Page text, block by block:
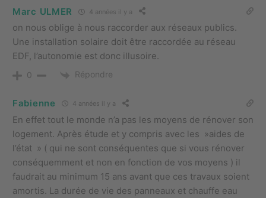
Marc ULMER 4 années il y a
on nous oblige à nous raccorder aux réseaux publics.
Une installation solaire doit être raccordée au réseau
EDF, l’autonomie est donc illusoire.
0 Répondre
Fabienne 4 années il y a
En effet tout le monde n’a pas les moyens de rénover son
logement. Après étude et y compris avec les »aides de
l’état » ( qui ne sont conséquentes que si vous rénover
conséquemment et non en fonction de vos moyens ) il
faudrait au minimum 15 ans avant que ces travaux soient
amortis. La durée de vie des panneaux et chauffe eau